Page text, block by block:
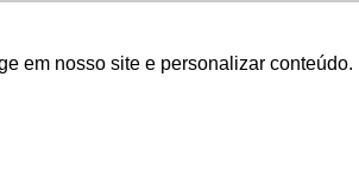
em nosso site e personalizar conteúdo.